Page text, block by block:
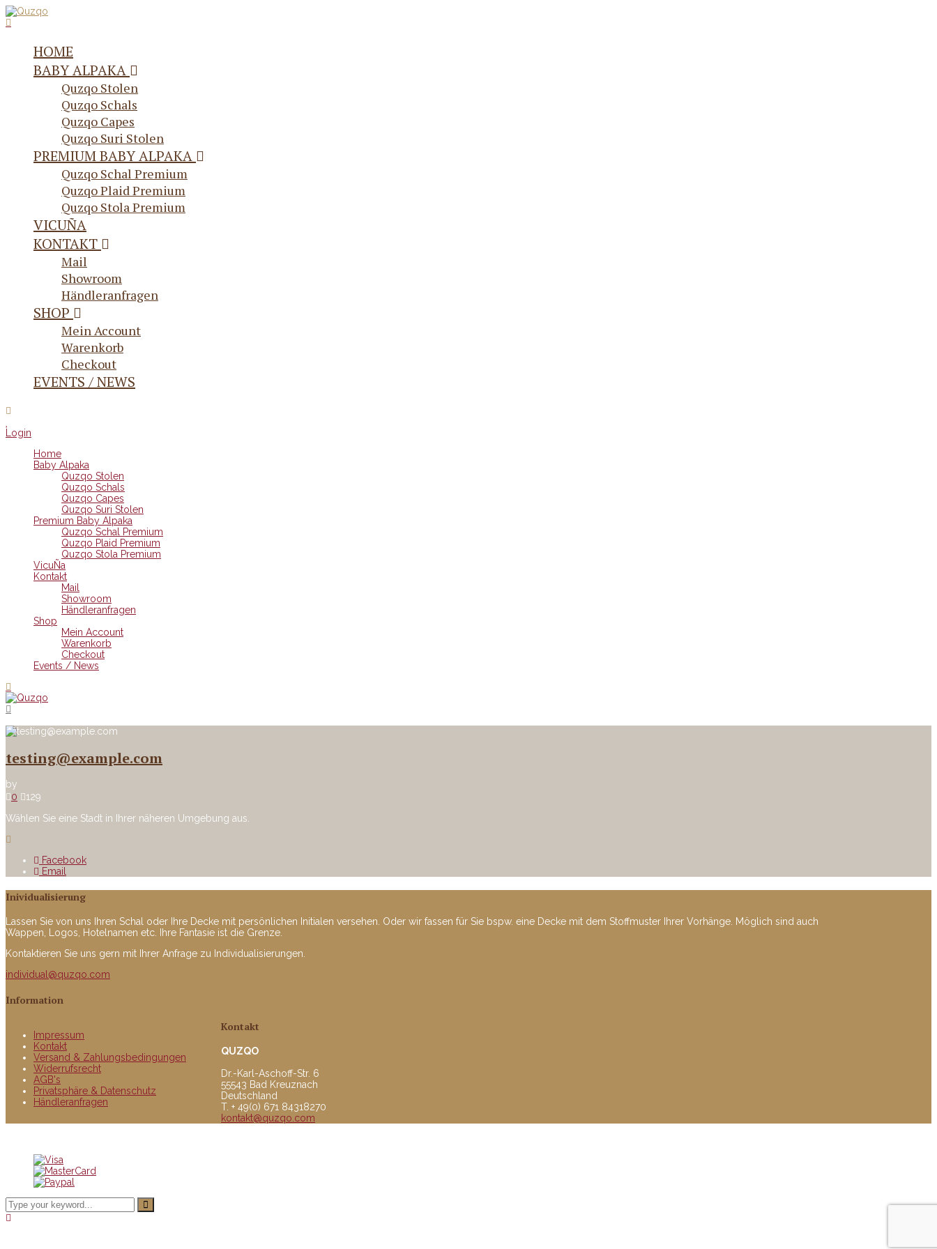
HOME
BABY ALPAKA
Quzqo Stolen
Quzqo Schals
Quzqo Capes
Quzqo Suri Stolen
PREMIUM BABY ALPAKA
Quzqo Schal Premium
Quzqo Plaid Premium
Quzqo Stola Premium
VICUÑA
KONTAKT
Mail
Showroom
Händleranfragen
SHOP
Mein Account
Warenkorb
Checkout
EVENTS / NEWS
Login
Home
Baby Alpaka
Quzqo Stolen
Quzqo Schals
Quzqo Capes
Quzqo Suri Stolen
Premium Baby Alpaka
Quzqo Schal Premium
Quzqo Plaid Premium
Quzqo Stola Premium
VicuÑa
Kontakt
Mail
Showroom
Händleranfragen
Shop
Mein Account
Warenkorb
Checkout
Events / News
testing@example.com
by
0
129
Wählen Sie eine Stadt in Ihrer näheren Umgebung aus.
Facebook
Email
Inividualisierung
Lassen Sie von uns Ihren Schal oder Ihre Decke mit persönlichen Initialen versehen. Oder wir fassen für Sie bspw. eine Decke mit dem Stoffmuster Ihrer Vorhänge. Möglich sind auch
Wappen, Logos, Hotelnamen etc. Ihre Fantasie ist die Grenze.
Kontaktieren Sie uns gern mit Ihrer Anfrage zu Individualisierungen.
individual@quzqo.com
Information
Impressum
Kontakt
Versand & Zahlungsbedingungen
Widerrufsrecht
AGB's
Privatsphäre & Datenschutz
Händleranfragen
Kontakt
QUZQO
Dr.-Karl-Aschoff-Str. 6
55543 Bad Kreuznach
Deutschland
T. + 49(0) 671 84318270
kontakt@quzqo.com